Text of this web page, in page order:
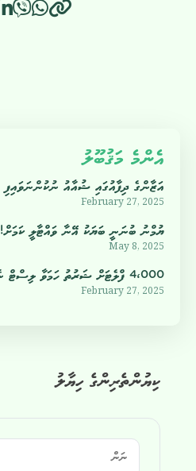
ކިޔުންތެރިންގެ ހިޔާލު
އެންމެ މަޤުބޫލު
އަޒާންގެ ދިފާއުގައި ޝުއާއު ނުކުންނަވައިފި
February 27, 2025
ޔުމްނު ބުނަނީ ބަޔަކު އޭނާ ވައްޓާލީ ކަމަށް!
May 8, 2025
4،000 ފްލެޓަށް ޝަރުތު ހަމަވާ ލިސްޓް ނެރެފި
February 27, 2025